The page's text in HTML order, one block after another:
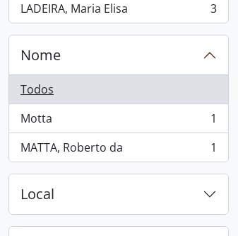
LADEIRA, Maria Elisa
, 3 resultados 3
Nome
Todos
Motta
, 1 resultados
1
MATTA, Roberto da
, 1 resultados 1
Local